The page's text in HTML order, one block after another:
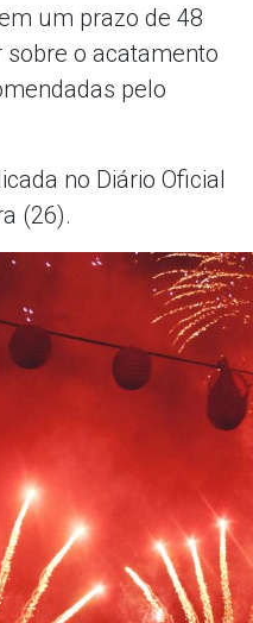
um prazo de 48
o acatamento
pelo
no Diário Oficial
(26).